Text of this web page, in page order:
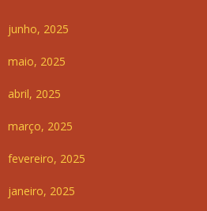
junho, 2025
maio, 2025
abril, 2025
março, 2025
fevereiro, 2025
janeiro, 2025